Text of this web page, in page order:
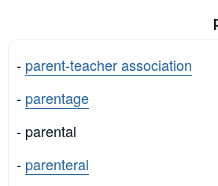
- parent-teacher association
- parentage
- parental
- parenteral